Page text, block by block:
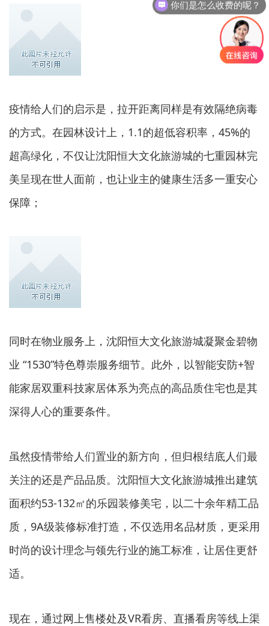
疫情给人们的启示是，拉开距离同样是有效隔绝病毒
的方式。在园林设计上，1.1的超低容积率，45%的
超高绿化，不仅让沈阳恒大文化旅游城的七重园林完
美呈现在世人面前，也让业主的健康生活多一重安心
保障；
同时在物业服务上，沈阳恒大文化旅游城凝聚金碧物
业 “1530”特色尊崇服务细节。此外，以智能安防+智
能家居双重科技家居体系为亮点的高品质住宅也是其
深得人心的重要条件。
虽然疫情带给人们置业的新方向，但归根结底人们最
关注的还是产品品质。沈阳恒大文化旅游城推出建筑
面积约53-132㎡的乐园装修美宅，以二十余年精工品
质，9A级装修标准打造，不仅选用名品材质，更采用
时尚的设计理念与领先行业的施工标准，让居住更舒
适。
现在，通过网上售楼处及VR看房、直播看房等线上渠